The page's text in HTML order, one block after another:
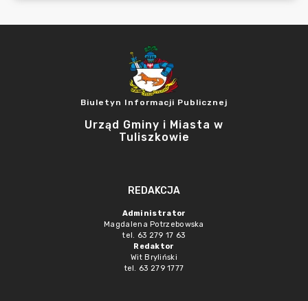
Biuletyn Informacji Publicznej
Urząd Gminy i Miasta w
Tuliszkowie
REDAKCJA
Administrator
Magdalena Potrzebowska
tel. 63 279 17 63
Redaktor
Wit Bryliński
tel. 63 279 1777